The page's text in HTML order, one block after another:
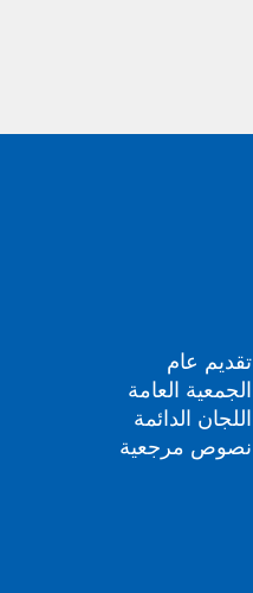
تقديم عام
الجمعية العامة
اللجان الدائمة
نصوص مرجعية